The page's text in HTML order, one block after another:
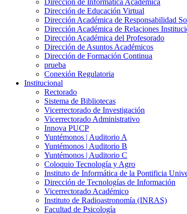
Dirección de Informática Académica
Dirección de Educación Virtual
Dirección Académica de Responsabilidad
Dirección Académica de Relaciones
Dirección Académica del Profesorado
Dirección de Asuntos Académicos
Dirección de Formación Continua
prueba
Conexión Regulatoria
Institucional
Rectorado
Sistema de Bibliotecas
Vicerrectorado de Investigación
Vicerrectorado Administrativo
Innova PUCP
Yuntémonos | Auditorio A
Yuntémonos | Auditorio B
Yuntémonos | Auditorio C
Coloquio Tecnología y Agro
Instituto de Informática de la Pontificia
Dirección de Tecnologías de Información
Vicerrectorado Académico
Instituto de Radioastronomía (INRAS)
Facultad de Psicología